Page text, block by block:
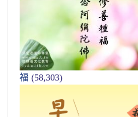
福 (58,303)